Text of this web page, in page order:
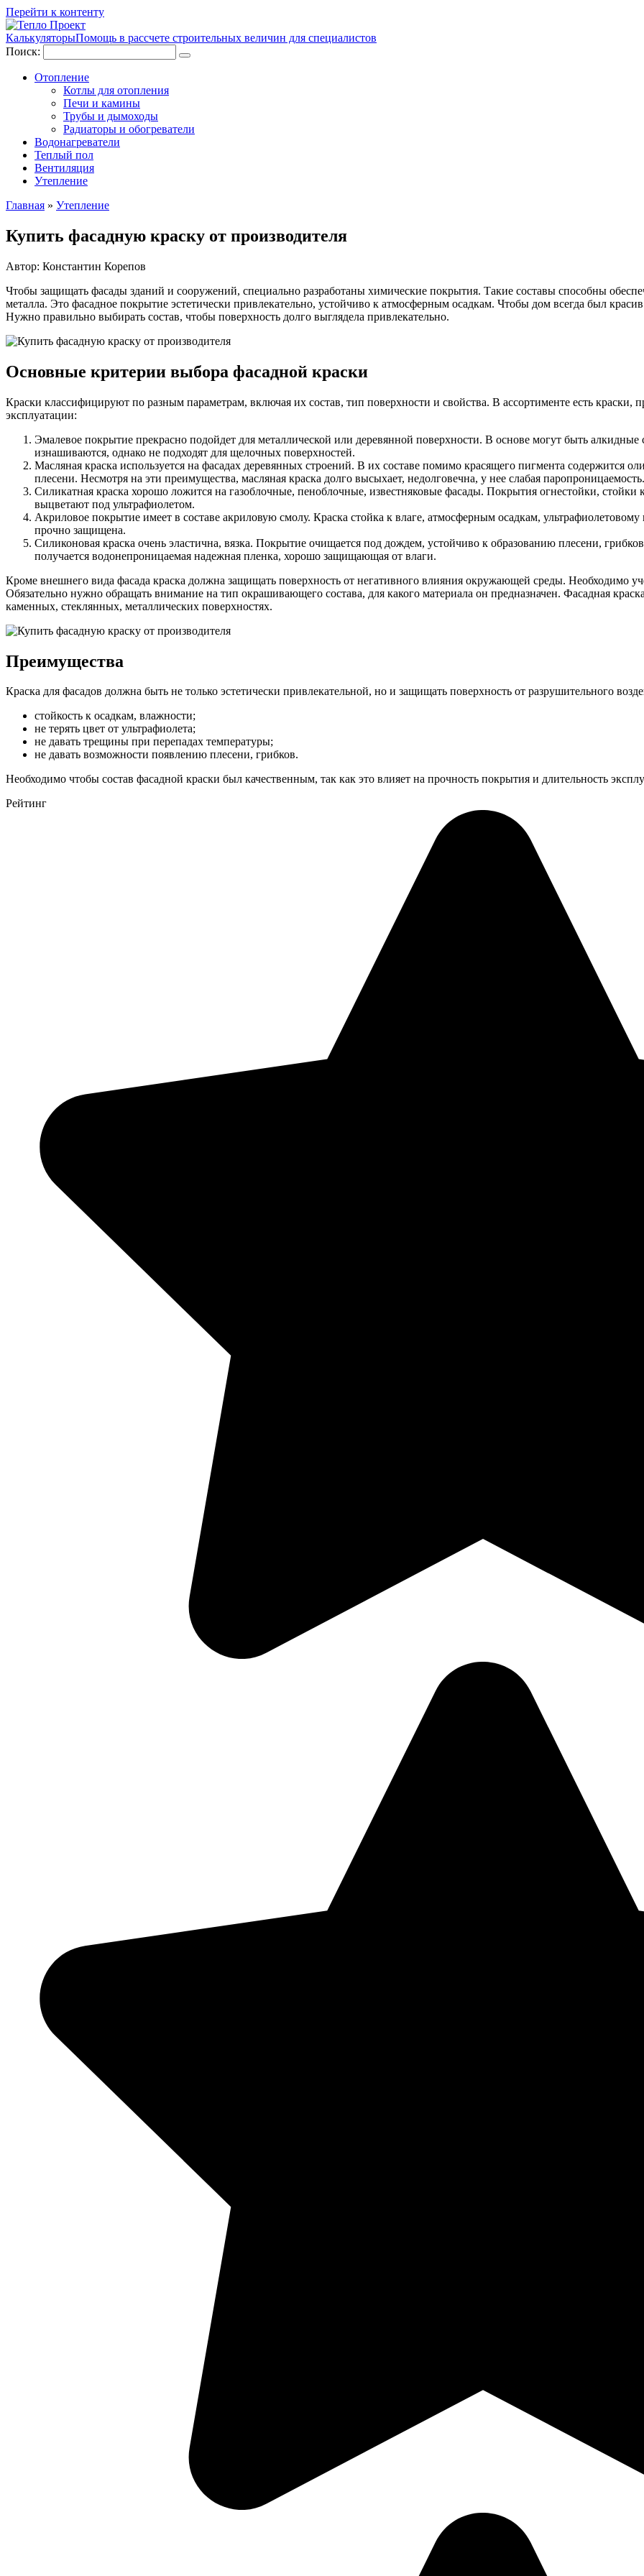
Перейти к контенту
КалькуляторыПомощь в рассчете строительных величин для специалистов
Поиск:
Отопление
Котлы для отопления
Печи и камины
Трубы и дымоходы
Радиаторы и обогреватели
Водонагреватели
Теплый пол
Вентиляция
Утепление
Главная » Утепление
Купить фасадную краску от производителя
Автор: Константин Корепов
Чтобы защищать фасады зданий и сооружений, специально разработаны химические покрытия. Такие составы способны
металла. Это фасадное покрытие эстетически привлекательно, устойчиво к атмосферным осадкам. Чтобы дом всегда был
Нужно правильно выбирать состав, чтобы поверхность долго выглядела привлекательно.
Основные критерии выбора фасадной краски
Краски классифицируют по разным параметрам, включая их состав, тип поверхности и свойства. В ассортименте есть краски,
эксплуатации:
Эмалевое покрытие прекрасно подойдет для металлической или деревянной поверхности. В основе могут быть
изнашиваются, однако не подходят для щелочных поверхностей.
Масляная краска используется на фасадах деревянных строений. В их составе помимо красящего пигмента содержится
плесени. Несмотря на эти преимущества, масляная краска долго высыхает, недолговечна, у нее слабая паропроницаемость.
Силикатная краска хорошо ложится на газоблочные, пеноблочные, известняковые фасады. Покрытия огнестойки,
выцветают под ультрафиолетом.
Акриловое покрытие имеет в составе акриловую смолу. Краска стойка к влаге, атмосферным осадкам,
прочно защищена.
Силиконовая краска очень эластична, вязка. Покрытие очищается под дождем, устойчиво к образованию плесени,
получается водонепроницаемая надежная пленка, хорошо защищающая от влаги.
Кроме внешнего вида фасада краска должна защищать поверхность от негативного влияния окружающей среды. Необходимо
Обязательно нужно обращать внимание на тип окрашивающего состава, для какого материала он предназначен. Фасадная
каменных, стеклянных, металлических поверхностях.
Преимущества
Краска для фасадов должна быть не только эстетически привлекательной, но и защищать поверхность от разрушительного
стойкость к осадкам, влажности;
не терять цвет от ультрафиолета;
не давать трещины при перепадах температуры;
не давать возможности появлению плесени, грибков.
Необходимо чтобы состав фасадной краски был качественным, так как это влияет на прочность покрытия и длительность
Рейтинг